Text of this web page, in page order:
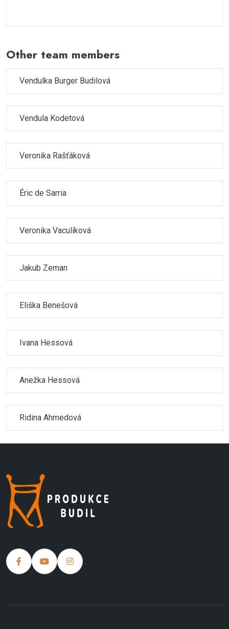
Other team members
Vendulka Burger Budilová
Vendula Kodetová
Veronika Rašťáková
Éric de Sarria
Veronika Vaculíková
Jakub Zeman
Eliška Benešová
Ivana Hessová
Anežka Hessová
Ridina Ahmedová